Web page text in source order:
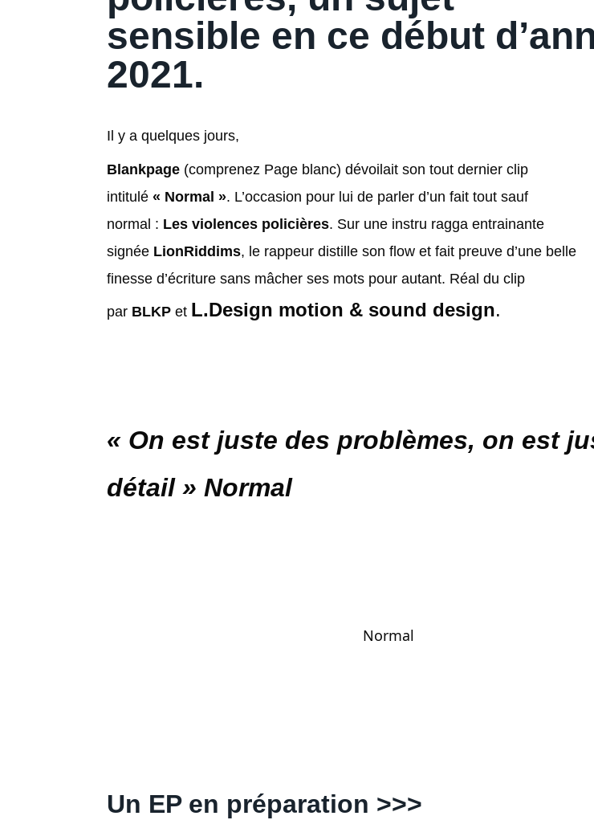
sensible en ce début
2021.
Il y a quelques jours,
Blankpage (comprenez Page blanc) dévoilait son tout dernier clip
intitulé « Normal ». L’occasion pour lui de parler d’un fait tout sauf
normal : Les violences policières. Sur une instru ragga entrainante
signée LionRiddims, le rappeur distille son flow et fait preuve d’une belle
finesse d’écriture sans mâcher ses mots pour autant. Réal du clip
par BLKP et L.Design motion & sound design.
« On est juste des problèmes, on est
détail » Normal
Normal
Un EP en préparation >>>